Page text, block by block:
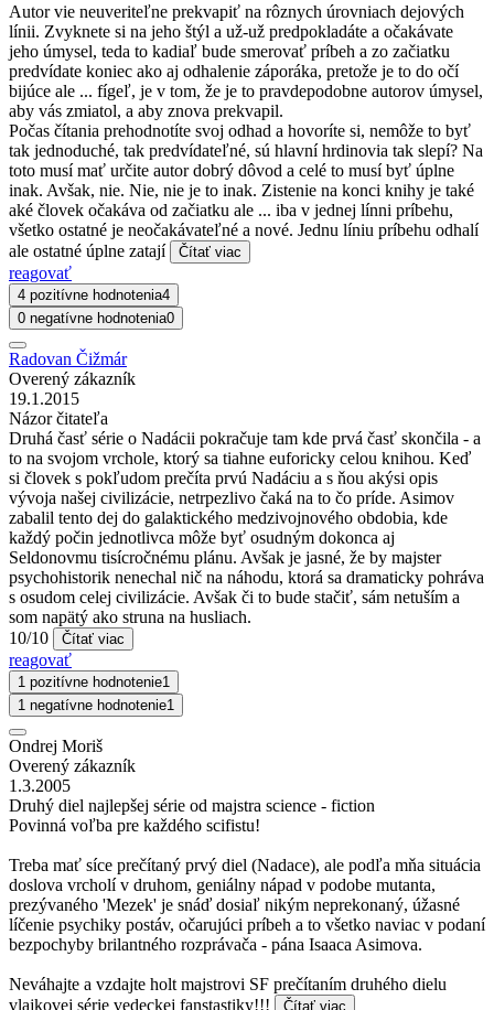
Autor vie neuveriteľne prekvapiť na rôznych úrovniach dejových
línii. Zvyknete si na jeho štýl a už-už predpokladáte a očakávate
jeho úmysel, teda to kadiaľ bude smerovať príbeh a zo začiatku
predvídate koniec ako aj odhalenie záporáka, pretože je to do očí
bijúce ale ... fígeľ, je v tom, že je to pravdepodobne autorov úmysel,
aby vás zmiatol, a aby znova prekvapil.
Počas čítania prehodnotíte svoj odhad a hovoríte si, nemôže to byť
tak jednoduché, tak predvídateľné, sú hlavní hrdinovia tak slepí? Na
toto musí mať určite autor dobrý dôvod a celé to musí byť úplne
inak. Avšak, nie. Nie, nie je to inak. Zistenie na konci knihy je také
aké človek očakáva od začiatku ale ... iba v jednej línni príbehu,
všetko ostatné je neočakávateľné a nové. Jednu líniu príbehu odhalí
ale ostatné úplne zatají
Čítať viac
reagovať
4 pozitívne hodnotenia4
0 negatívne hodnotenia0
Radovan Čižmár
Overený zákazník
19.1.2015
Názor čitateľa
Druhá časť série o Nadácii pokračuje tam kde prvá časť skončila - a
to na svojom vrchole, ktorý sa tiahne euforicky celou knihou. Keď
si človek s pokľudom prečíta prvú Nadáciu a s ňou akýsi opis
vývoja našej civilizácie, netrpezlivo čaká na to čo príde. Asimov
zabalil tento dej do galaktického medzivojnového obdobia, kde
každý počin jednotlivca môže byť osudným dokonca aj
Seldonovmu tisícročnému plánu. Avšak je jasné, že by majster
psychohistorik nenechal nič na náhodu, ktorá sa dramaticky pohráva
s osudom celej civilizácie. Avšak či to bude stačiť, sám netuším a
som napätý ako struna na husliach.
10/10
Čítať viac
reagovať
1 pozitívne hodnotenie1
1 negatívne hodnotenie1
Ondrej Moriš
Overený zákazník
1.3.2005
Druhý diel najlepšej série od majstra science - fiction
Povinná voľba pre každého scifistu!
Treba mať síce prečítaný prvý diel (Nadace), ale podľa mňa situácia
doslova vrcholí v druhom, geniálny nápad v podobe mutanta,
prezývaného 'Mezek' je snáď dosiaľ nikým neprekonaný, úžasné
líčenie psychiky postáv, očarujúci príbeh a to všetko naviac v podaní
bezpochyby brilantného rozprávača - pána Isaaca Asimova.
Neváhajte a vzdajte holt majstrovi SF prečítaním druhého dielu
vlajkovej série vedeckej fanstastiky!!!
Čítať viac